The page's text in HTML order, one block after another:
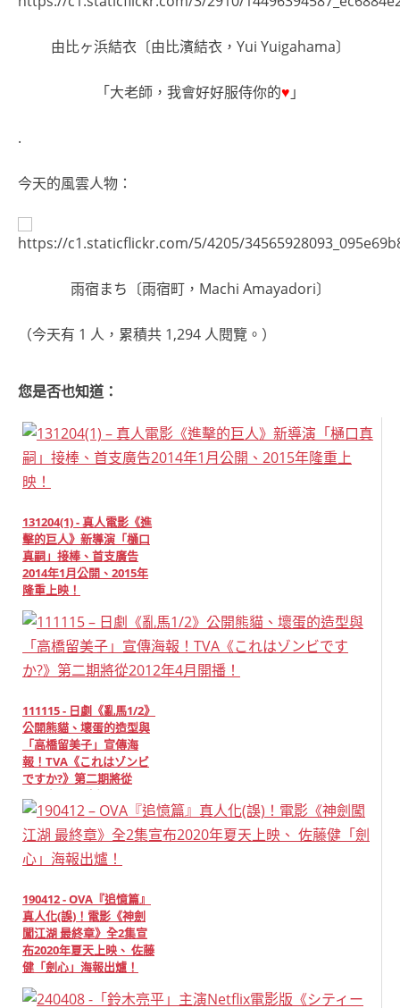
由比ヶ浜結衣〔由比濱結衣，Yui Yuigahama〕
「大老師，我會好好服侍你的♥ 」
.
今天的風雲人物：
雨宿まち〔雨宿町，Machi Amayadori〕
（今天有 1 人，累積共 1,294 人閱覽。）
您是否也知道：
131204(1) - 真人電影《進
擊的巨人》新導演「樋口
真嗣」接棒、首支廣告
2014年1月公開、2015年
隆重上映！
111115 - 日劇《亂馬1/2》
公開熊貓、壞蛋的造型與
「高橋留美子」宣傳海
報！TVA《これはゾンビ
ですか?》第二期將從
2012年4月開播！
190412 - OVA『追憶篇』
真人化(誤)！電影《神劍
闖江湖 最終章》全2集宣
布2020年夏天上映、 佐藤
健「劍心」海報出爐！